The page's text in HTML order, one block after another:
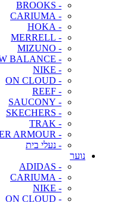
- BROOKS
- CARIUMA
- HOKA
- MERRELL
- MIZUNO
- NEW BALANCE
- NIKE
- ON CLOUD
- REEF
- SAUCONY
- SKECHERS
- TRAK
- UNDER ARMOUR
- נעלי בית
נוער
- ADIDAS
- CARIUMA
- NIKE
- ON CLOUD